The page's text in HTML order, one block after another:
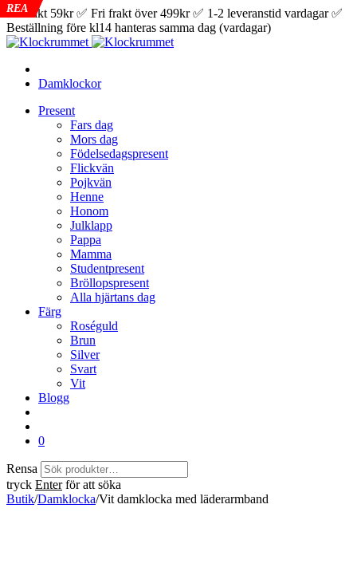
✅ Frakt 59kr ✅ Fri frakt över 499kr ✅ 1-2 leveranstid vardagar ✅
Beställning före kl14 hanteras samma dag (vardagar)
Damklockor
Present
Fars dag
Mors dag
Födelsedagspresent
Flickvän
Pojkvän
Henne
Honom
Julklapp
Pappa
Mamma
Studentpresent
Bröllopspresent
Alla hjärtans dag
Färg
Roséguld
Brun
Silver
Svart
Vit
Blogg
0
Rensa
tryck Enterför att söka
Butik/Damklocka/Vit damklocka med läderarmband
REA
REA
REA
REA